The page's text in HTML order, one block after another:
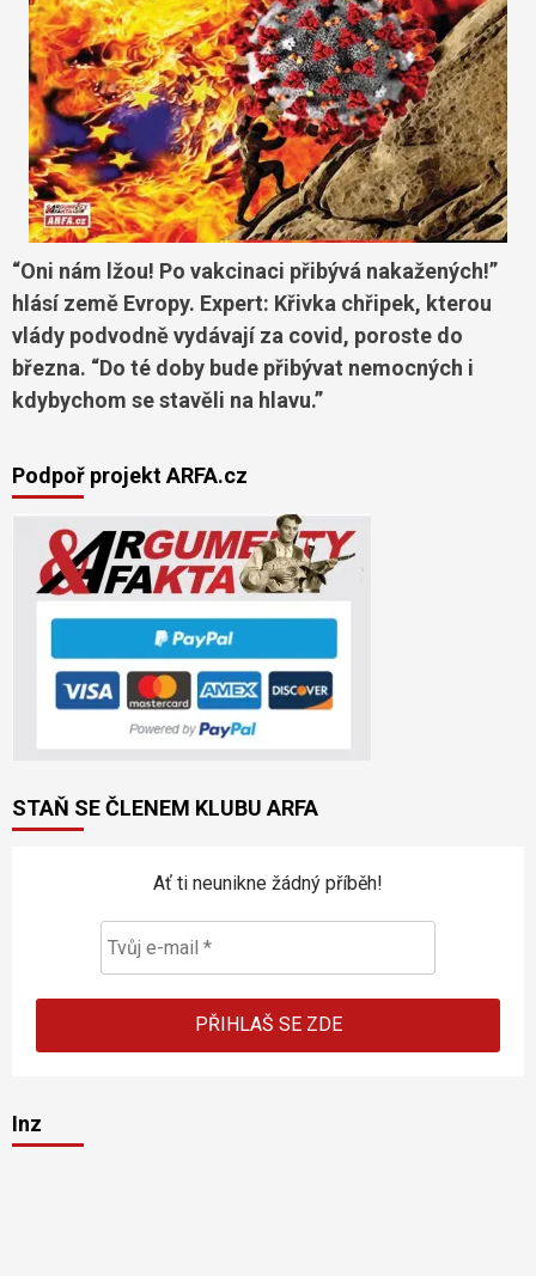
“Oni nám lžou! Po vakcinaci přibývá nakažených!”
hlásí země Evropy. Expert: Křivka chřipek, kterou
vlády podvodně vydávají za covid, poroste do
března. “Do té doby bude přibývat nemocných i
kdybychom se stavěli na hlavu.”
Podpoř projekt ARFA.cz
STAŇ SE ČLENEM KLUBU ARFA
Ať ti neunikne žádný příběh!
Inz